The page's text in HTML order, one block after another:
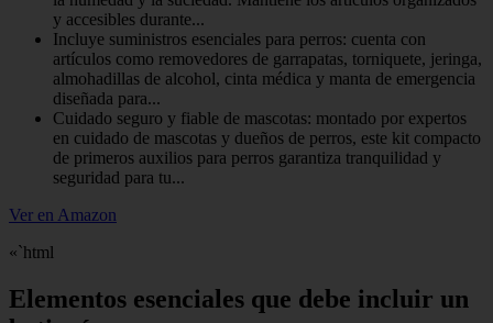
y accesibles durante...
Incluye suministros esenciales para perros: cuenta con
artículos como removedores de garrapatas, torniquete, jeringa,
almohadillas de alcohol, cinta médica y manta de emergencia
diseñada para...
Cuidado seguro y fiable de mascotas: montado por expertos
en cuidado de mascotas y dueños de perros, este kit compacto
de primeros auxilios para perros garantiza tranquilidad y
seguridad para tu...
Ver en Amazon
«`html
Elementos esenciales que debe incluir un